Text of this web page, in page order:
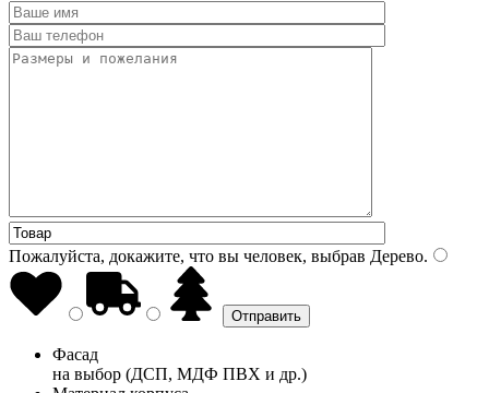
Пожалуйста, докажите, что вы человек, выбрав Дерево.
Фасад
на выбор (ДСП, МДФ ПВХ и др.)